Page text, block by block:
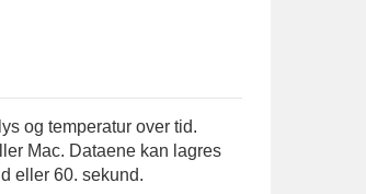
og temperatur over tid.
Mac. Dataene kan lagres
eller 60. sekund.